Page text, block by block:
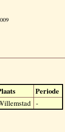
Periode
-